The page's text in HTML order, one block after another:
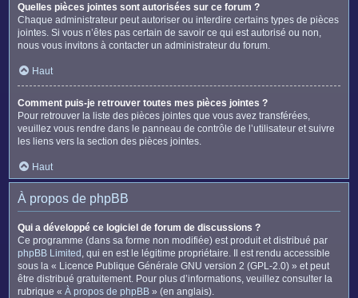
Quelles pièces jointes sont autorisées sur ce forum ?
Chaque administrateur peut autoriser ou interdire certains types de pièces
jointes. Si vous n’êtes pas certain de savoir ce qui est autorisé ou non,
nous vous invitons à contacter un administrateur du forum.
Haut
Comment puis-je retrouver toutes mes pièces jointes ?
Pour retrouver la liste des pièces jointes que vous avez transférées,
veuillez vous rendre dans le panneau de contrôle de l’utilisateur et suivre
les liens vers la section des pièces jointes.
Haut
À propos de phpBB
Qui a développé ce logiciel de forum de discussions ?
Ce programme (dans sa forme non modifiée) est produit et distribué par
phpBB Limited , qui en est le légitime propriétaire. Il est rendu accessible
sous la « Licence Publique Générale GNU version 2 (GPL-2.0) » et peut
être distribué gratuitement. Pour plus d’informations, veuillez consulter la
rubrique « À propos de phpBB » (en anglais).